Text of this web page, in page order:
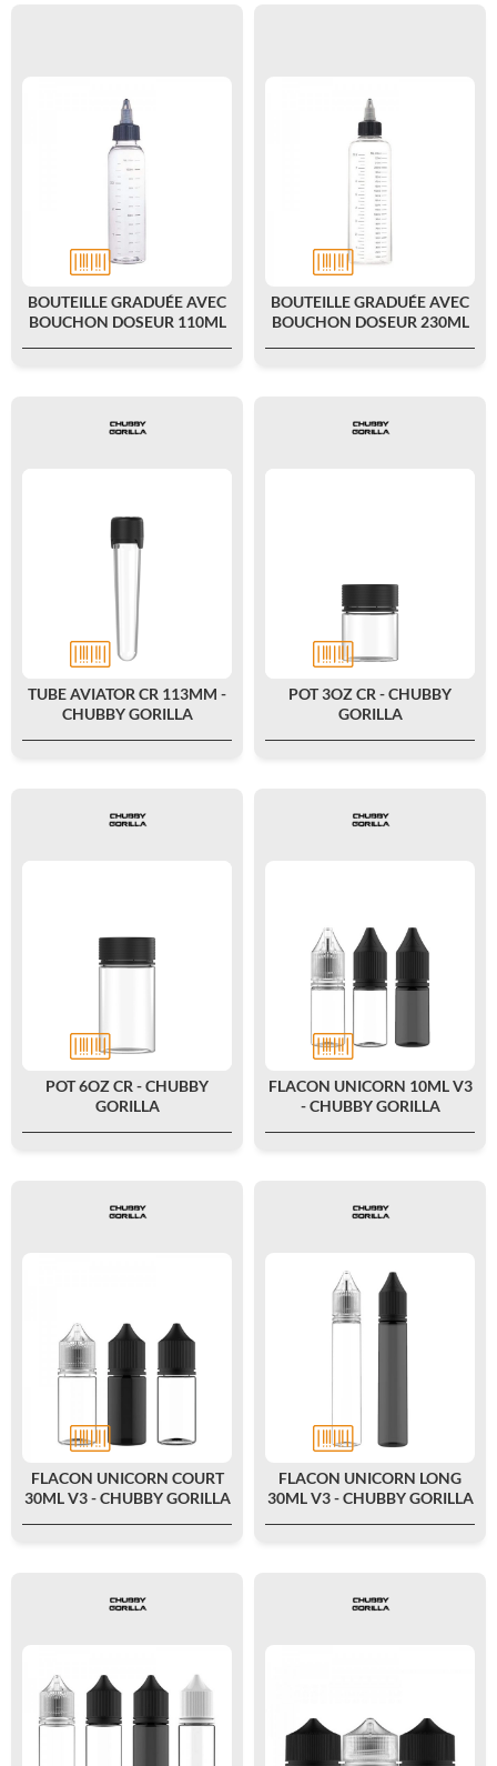
BOUTEILLE GRADUÉE AVEC
BOUCHON DOSEUR 110ML
BOUTEILLE GRADUÉE AVEC
BOUCHON DOSEUR 230ML
TUBE AVIATOR CR 113MM -
CHUBBY GORILLA
POT 3OZ CR - CHUBBY
GORILLA
POT 6OZ CR - CHUBBY
GORILLA
FLACON UNICORN 10ML V3
- CHUBBY GORILLA
FLACON UNICORN COURT
30ML V3 - CHUBBY GORILLA
FLACON UNICORN LONG
30ML V3 - CHUBBY GORILLA